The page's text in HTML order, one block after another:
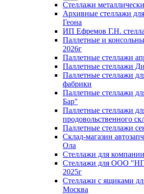
Стеллажи
Архивные стеллажи
Геона
ИП Ефремов Г.Н.
Паллетные и
2026г
Паллетные стеллажи
Паллетные стеллажи
Паллетные стеллажи
фабрики
Паллетные стеллажи
Бар"
Паллетные стеллажи
продовольственного
Паллетные стеллажи
Склад-магазин
Ола
Стеллажи для
Стеллажи для ООО
2025г
Стеллажи с ящиками
Москва